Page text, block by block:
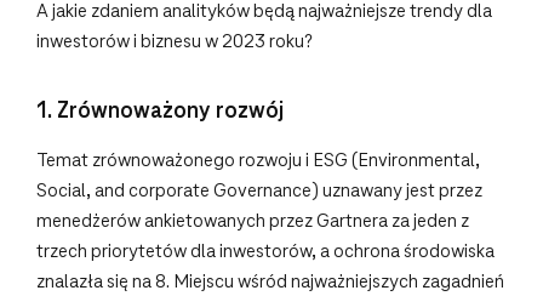
A jakie zdaniem analityków będą najważniejsze trendy dla
inwestorów i biznesu w 2023 roku?
1. Zrównoważony rozwój
Temat zrównoważonego rozwoju i ESG (Environmental,
Social, and corporate Governance) uznawany jest przez
menedżerów ankietowanych przez Gartnera za jeden z
trzech priorytetów dla inwestorów, a ochrona środowiska
znalazła się na 8. Miejscu wśród najważniejszych zagadnień